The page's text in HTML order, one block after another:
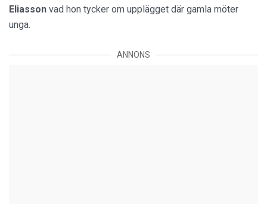
Eliasson vad hon tycker om upplägget där gamla möter
unga.
ANNONS